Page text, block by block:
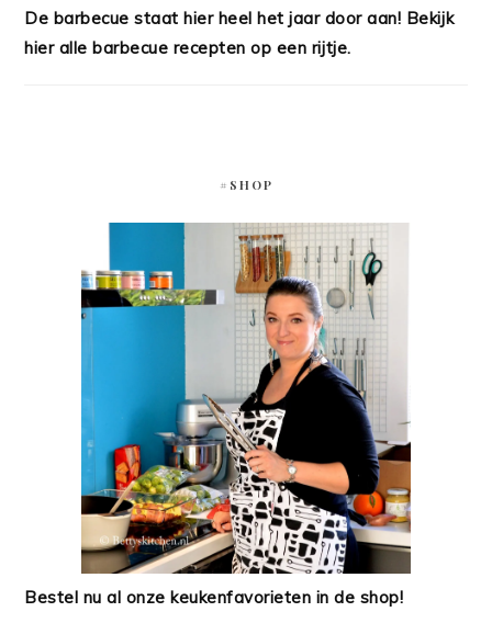
De barbecue staat hier heel het jaar door aan! Bekijk
hier alle barbecue recepten op een rijtje.
#SHOP
Bestel nu al onze keukenfavorieten in de shop!